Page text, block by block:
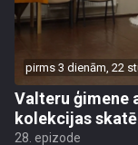
pirms 3 dienām, 22
Valteru ģimene
kolekcijas skatē
28. epizode